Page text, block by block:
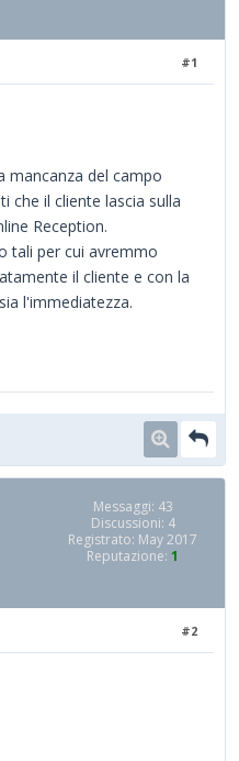
#1
del campo
che il cliente lascia sulla
Reception.
tali per cui avremmo
il cliente e con la
l'immediatezza.
Messaggi: 43
Discussioni: 4
Registrato: May 2017
Reputazione: 1
#2